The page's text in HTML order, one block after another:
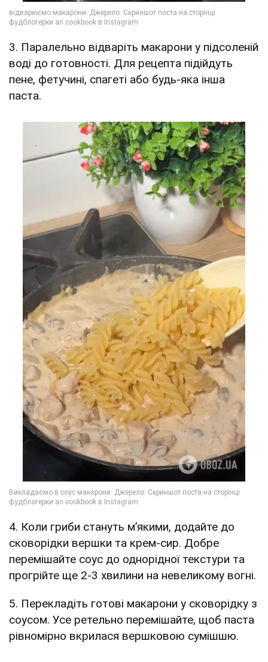
3. Паралельно відваріть макарони у підсоленій
воді до готовності. Для рецепта підійдуть
пене, фетучині, спагеті або будь-яка інша
паста.
4. Коли гриби стануть м’якими, додайте до
сковорідки вершки та крем-сир. Добре
перемішайте соус до однорідної текстури та
прогрійте ще 2-3 хвилини на невеликому вогні.
5. Перекладіть готові макарони у сковорідку з
соусом. Усе ретельно перемішайте, щоб паста
рівномірно вкрилася вершковою сумішшю.